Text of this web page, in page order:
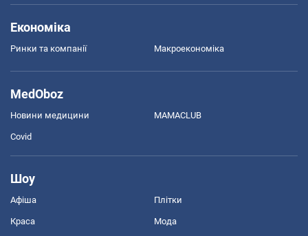
Економіка
Ринки та компанії Макроекономіка
MedOboz
Новини медицини MAMACLUB
Covid
Шоу
Афіша Плітки
Краса Мода